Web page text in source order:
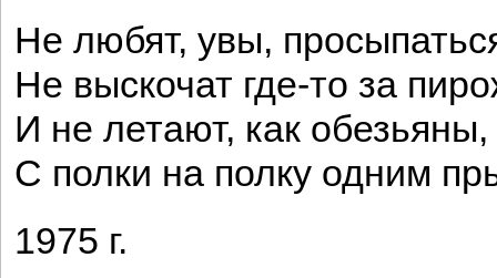
Не любят, увы,
Не выскочат где-то за
И не летают, как обезьяны,
С полки на полку одним
1975 г.